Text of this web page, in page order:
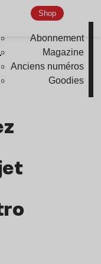
Shop
Abonnement
Magazine
Anciens numéros
Goodies